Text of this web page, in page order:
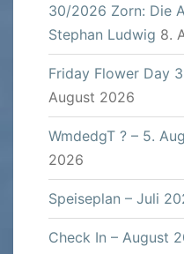
30/2026 Zorn: Die
Stephan Ludwig 8.
Friday Flower Day
August 2026
WmdedgT ? – 5.
2026
Speiseplan – Juli
Check In – August